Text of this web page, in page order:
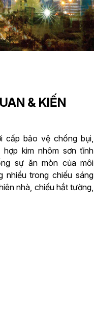
& KIẾN
cấp bảo vệ chống bụi,
kim nhôm sơn tĩnh
sự ăn mòn của môi
nhiều trong chiếu sáng
nhà, chiếu hắt tường,